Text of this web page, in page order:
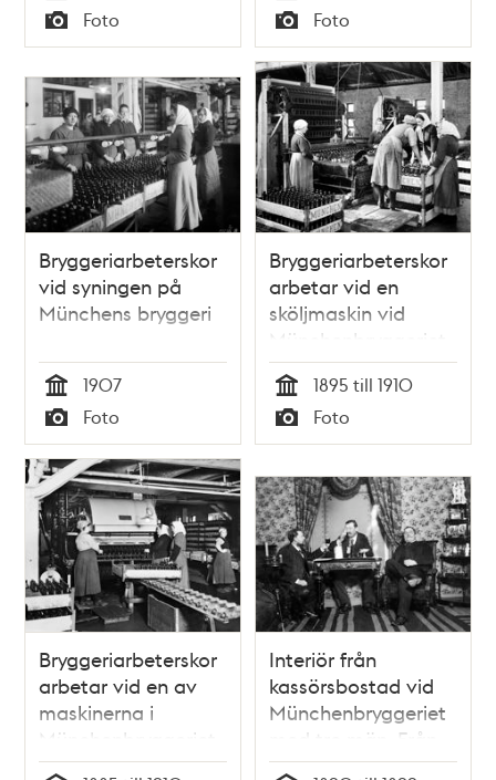
Tid
Typ
Foto Tid
Typ
Foto
Bryggeriarbeterskor
vid syningen på
Münchens bryggeri
Tid
1907
Typ
Foto
Bryggeriarbeterskor
arbetar vid en
sköljmaskin vid
Münchenbryggeriet.
Tid
1895 till 1910
Typ
Foto
Bryggeriarbeterskor
arbetar vid en av
maskinerna i
Münchenbryggeriet.
Interiör från
kassörsbostad vid
Münchenbryggeriet
med tre män. Från
vänster sitter kassör